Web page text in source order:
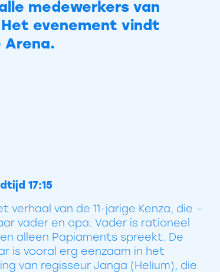
medewerkers van
evenement vindt
Arena.
17:15
van de 11-jarige Kenza, die –
vader en opa. Vader is rationeel
alleen Papiaments spreekt. De
is vooral erg eenzaam in het
van regisseur Janga (Helium), die